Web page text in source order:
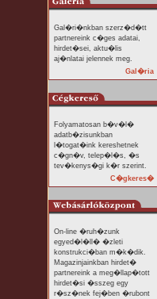
Gal�ri�nkban szerz�d�tt
partnereink c�ges adatai,
hirdet�sei, aktu�lis
aj�nlatai jelennek meg.
Gal�ria
Folyamatosan b�v�l�
adatb�zisunkban
l�togat�ink kereshetnek
c�gn�v, telep�l�s, �s
tev�kenys�gi k�r szerint.
C�gkeres�
On-line �ruh�zunk
egyed�l�ll� �zleti
konstrukci�ban m�k�dik.
Magazinjainkban hirdet�
partnereink a meg�llap�tott
hirdet�si �sszeg egy
r�sz�nek fej�ben �rubont